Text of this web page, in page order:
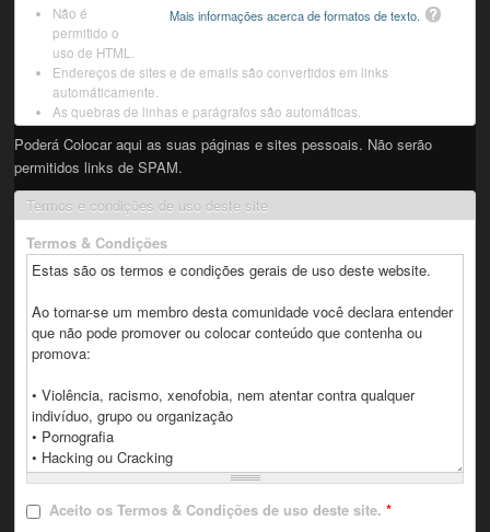
Mais informações acerca de formatos de texto.
Não é
permitido o
uso de HTML.
Endereços de sites e de emails são convertidos em links
automáticamente.
As quebras de linhas e parágrafos são automáticas.
Poderá Colocar aqui as suas páginas e sites pessoais. Não serão
permitidos links de SPAM.
Termos e condições de uso deste site
Termos & Condições
Aceito os Termos & Condições de uso deste site.*